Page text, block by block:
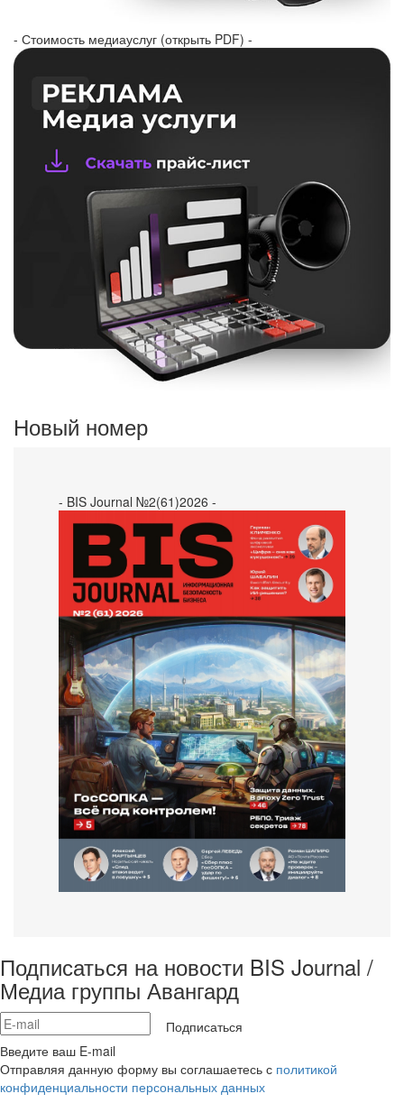
- Стоимость медиауслуг (открыть PDF) -
Новый номер
- BIS Journal №2(61)2026 -
Подписаться на новости BIS Journal /
Медиа группы Авангард
Подписаться
Введите ваш E-mail
Отправляя данную форму вы соглашаетесь с политикой
конфиденциальности персональных данных